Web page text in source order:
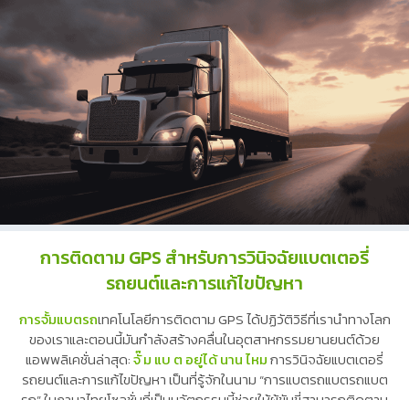
การติดตาม GPS สำหรับการวินิจฉัยแบตเตอรี่
รถยนต์และการแก้ไขปัญหา
การจั้มแบตรถเทคโนโลยีการติดตาม GPS ได้ปฏิวัติวิธีที่เรานำทางโลก
ของเราและตอนนี้มันกำลังสร้างคลื่นในอุตสาหกรรมยานยนต์ด้วย
แอพพลิเคชั่นล่าสุด:จั๊ ม แบ ต อยู่ได้ นาน ไหมการวินิจฉัยแบตเตอรี่
รถยนต์และการแก้ไขปัญหา เป็นที่รู้จักในนาม “การแบตรถแบตรถแบต